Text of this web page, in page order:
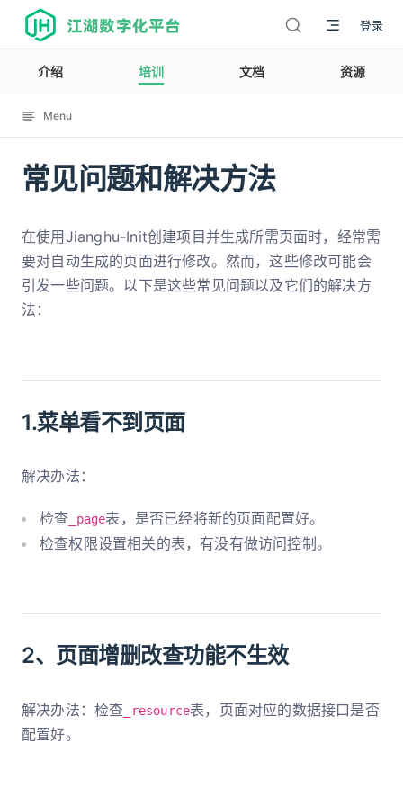
江湖数字化平台 登录
介绍 培训 文档 资源
Menu
常见问题和解决方法
12002
在使用Jianghu-Init创建项目并生成所需页面时，经常需
要对自动生成的页面进行修改。然而，这些修改可能会
引发一些问题。以下是这些常见问题以及它们的解决方
法：
1.菜单看不到页面
解决办法：
检查 _page表，是否已经将新的页面配置好。
检查权限设置相关的表，有没有做访问控制。
2、页面增删改查功能不生效
解决办法：检查 _resource表，页面对应的数据接口是否
配置好。